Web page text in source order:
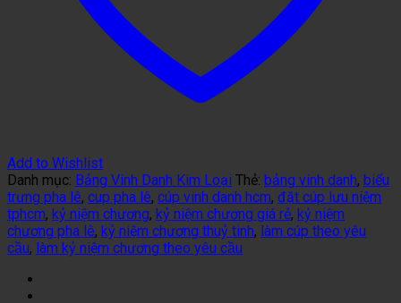
Add to Wishlist
Danh mục: Bảng Vinh Danh Kim Loại Thẻ: bảng vinh danh, biểu
trưng pha lê, cup pha lê, cúp vinh danh hcm, đặt cúp lưu niệm
tphcm, kỷ niệm chương, kỷ niệm chương giá rẻ, kỷ niệm
chương pha lê, kỷ niệm chương thuỷ tinh, làm cúp theo yêu
cầu, làm kỷ niệm chương theo yêu cầu